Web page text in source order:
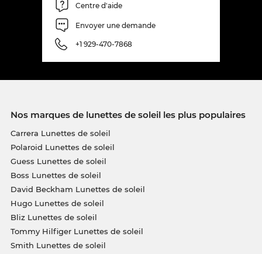
Centre d'aide
Envoyer une demande
+1 929-470-7868
Nos marques de lunettes de soleil les plus populaires
Carrera Lunettes de soleil
Polaroid Lunettes de soleil
Guess Lunettes de soleil
Boss Lunettes de soleil
David Beckham Lunettes de soleil
Hugo Lunettes de soleil
Bliz Lunettes de soleil
Tommy Hilfiger Lunettes de soleil
Smith Lunettes de soleil